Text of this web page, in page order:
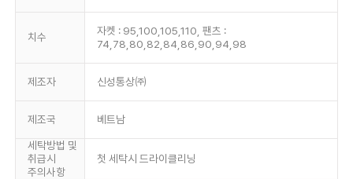
치수
자켓 : 95,100,105,110, 팬츠 :
74,78,80,82,84,86,90,94,98
제조자 신성통상㈜
제조국 베트남
세탁방법 및
취급시
주의사항
첫 세탁시 드라이클리닝